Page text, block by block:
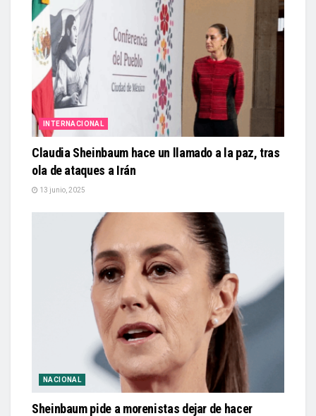
INTERNACIONAL
Claudia Sheinbaum hace un llamado a la paz, tras
ola de ataques a Irán
13 junio, 2025
NACIONAL
Sheinbaum pide a morenistas dejar de hacer